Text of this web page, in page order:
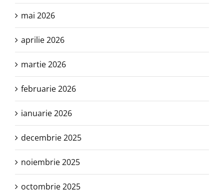
mai 2026
aprilie 2026
martie 2026
februarie 2026
ianuarie 2026
decembrie 2025
noiembrie 2025
octombrie 2025